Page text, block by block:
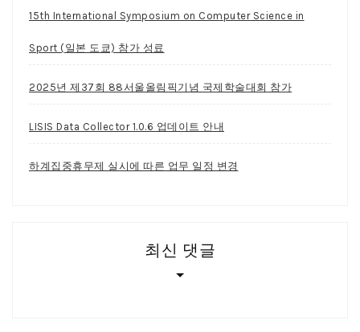
15th International Symposium on Computer Science in
Sport (일본 도쿄) 참가 성료
2025년 제37회 88서울올림픽기념 국제학술대회 참가
LISIS Data Collector 1.0.6 업데이트 안내
하계집중휴무제 실시에 따른 업무 일정 변경
최신 댓글